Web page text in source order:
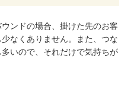
ンドの場合、掛けた先のお客
なくありません。また、つな
いので、それだけで気持ちが